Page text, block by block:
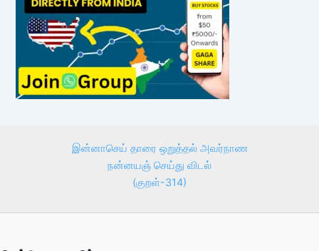
இன்னாசெய் தாரை ஒறுத்தல் அவர்நாண
நன்னயஞ் செய்து விடல்
(குறள்-314)